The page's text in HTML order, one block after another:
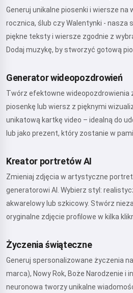
Generuj unikalne piosenki i wiersze na
rocznica, ślub czy Walentynki - nasza
piękne teksty i wiersze zgodnie z
Dodaj muzykę, by stworzyć gotową
Generator wideopozdrowień
Twórz efektowne wideopozdrowienia z
piosenkę lub wiersz z pięknymi
unikatową kartkę video – idealną do
lub jako prezent, który zostanie w
Kreator portretów AI
Zmieniaj zdjęcia w artystyczne
generatorowi AI. Wybierz styl:
akwarelowy lub szkicowy. Stwórz
oryginalne zdjęcie profilowe w kilka
Życzenia świąteczne
Generuj spersonalizowane życzenia
marca), Nowy Rok, Boże Narodzenie i
neuronowa tworzy unikalne